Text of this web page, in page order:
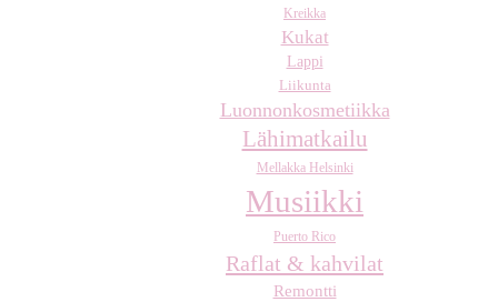
Kreikka
Kukat
Lappi
Liikunta
Luonnonkosmetiikka
Lähimatkailu
Mellakka Helsinki
Musiikki
Puerto Rico
Raflat & kahvilat
Remontti